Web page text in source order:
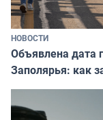
НОВОСТИ
Объявлена дата
Заполярья: как